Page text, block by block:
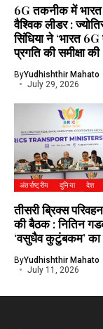
6G तकनीक में भारत
वैश्विक लीडर :
सिंधिया ने ‘भारत
प्रगति की समीक्षा की
ByYudhishthir Mahato
July 29, 2026
अंतर्राष्ट्रीय दुनिया देश
तीसरी ब्रिक्स
की बैठक : नितिन
‘वसुधैव कुटुंबकम’
ByYudhishthir Mahato
July 11, 2026